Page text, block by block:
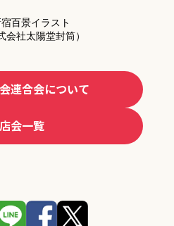
百景イラスト
会社太陽堂封筒）
連合会について
会一覧